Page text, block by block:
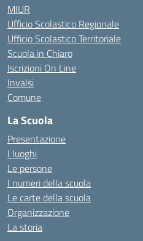
MIUR
Ufficio Scolastico Regionale
Ufficio Scolastico Territoriale
Scuola in Chiaro
Iscrizioni On Line
Invalsi
Comune
La Scuola
Presentazione
I luoghi
Le persone
I numeri della scuola
Le carte della scuola
Organizzazione
La storia